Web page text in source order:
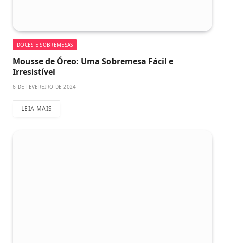
DOCES E SOBREMESAS
Mousse de Óreo: Uma Sobremesa Fácil e
Irresistível
6 DE FEVEREIRO DE 2024
LEIA MAIS